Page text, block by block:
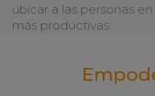
ubicar a las personas
más productivas